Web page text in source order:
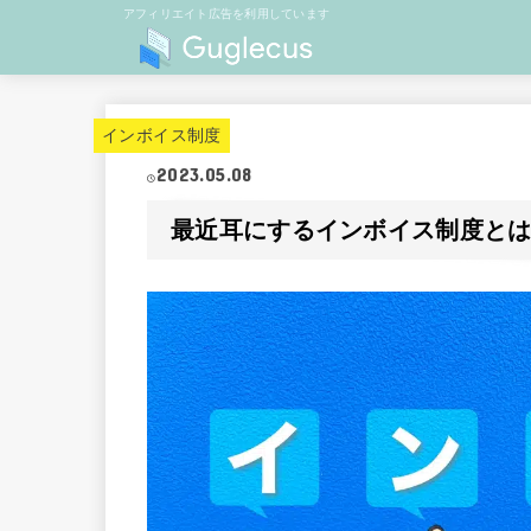
アフィリエイト広告を利用しています
インボイス制度
2023.05.08
最近耳にするインボイス制度と